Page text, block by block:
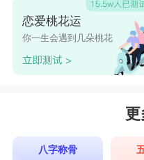
恋爱桃花运
你一生会遇到几朵桃花
八字称骨